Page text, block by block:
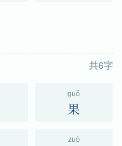
共6字
guǒ
果
zuò